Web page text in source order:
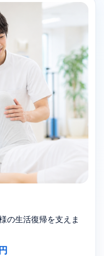
の生活復帰を支えま